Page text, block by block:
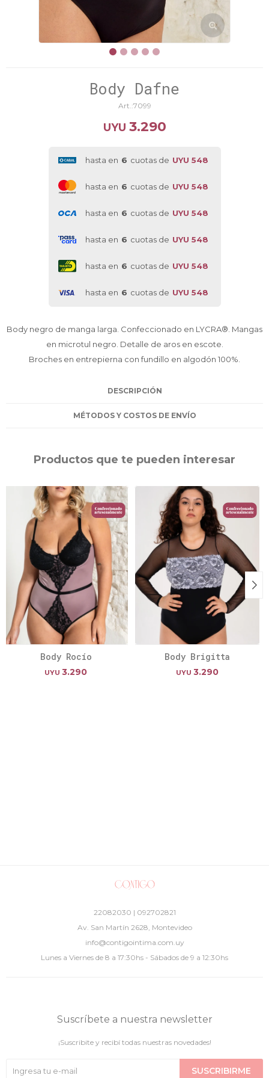
Body Dafne
7099
UYU 3.290
hasta en 6 cuotas de UYU 548
hasta en 6 cuotas de UYU 548
hasta en 6 cuotas de UYU 548
hasta en 6 cuotas de UYU 548
hasta en 6 cuotas de UYU 548
hasta en 6 cuotas de UYU 548
Body negro de manga larga. Confeccionado en LYCRA®. Mangas
en microtul negro. Detalle de aros en escote.
Broches en entrepierna con fundillo en algodón 100%.
DESCRIPCIÓN
MÉTODOS Y COSTOS DE ENVÍO
Productos que te pueden interesar
Body Rocío
UYU 3.290
Body Brigitta
UYU 3.290
22082030 | 092702821
Av. San Martín 2628, Montevideo
info@contigointima.com.uy
Lunes a Viernes de 8 a 17:30hs - Sábados de 9 a 12:30hs
Suscríbete a nuestra newsletter
¡Suscribite y recibí todas nuestras novedades!
SUSCRIBIRME